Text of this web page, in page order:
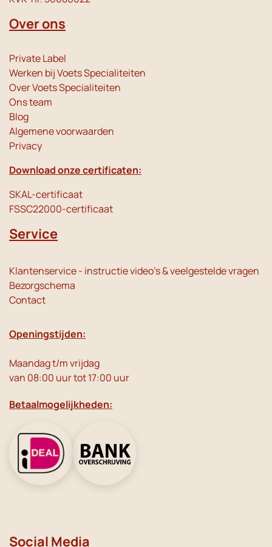
Over ons
Private Label
Werken bij Voets Specialiteiten
Over Voets Specialiteiten
Ons team
Blog
Algemene voorwaarden
Privacy
Download onze certificaten:
SKAL-certificaat
FSSC22000-certificaat
Service
Klantenservice - instructie video's & veelgestelde vragen
Bezorgschema
Contact
Openingstijden:
Maandag t/m vrijdag
van 08:00 uur tot 17:00 uur
Betaalmogelijkheden:
Social Media